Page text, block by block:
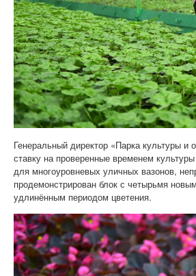
Генеральный директор «Парка культуры и
ставку на проверенные временем
для многоуровневых уличных вазонов,
продемонстрирован блок с четырьмя
удлинённым периодом цветения.